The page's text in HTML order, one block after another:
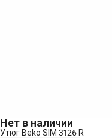
Нет в наличии
Утюг Beko SIM 3126 R